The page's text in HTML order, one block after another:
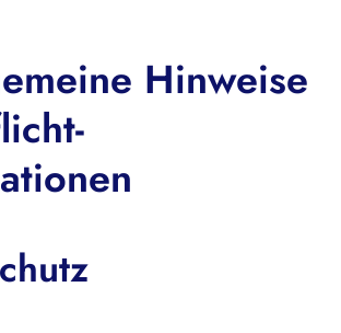
Hinweise